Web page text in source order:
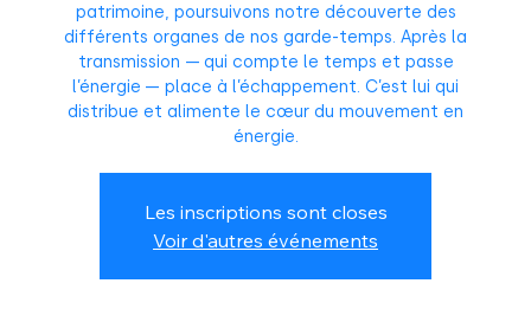
patrimoine, poursuivons notre découverte des
différents organes de nos garde-temps. Après la
transmission — qui compte le temps et passe
l’énergie — place à l’échappement. C’est lui qui
distribue et alimente le cœur du mouvement en
énergie.
Les inscriptions sont closes
Voir d'autres événements